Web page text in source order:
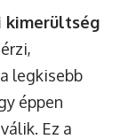
kimerültség
legkisebb
éppen
Ez a